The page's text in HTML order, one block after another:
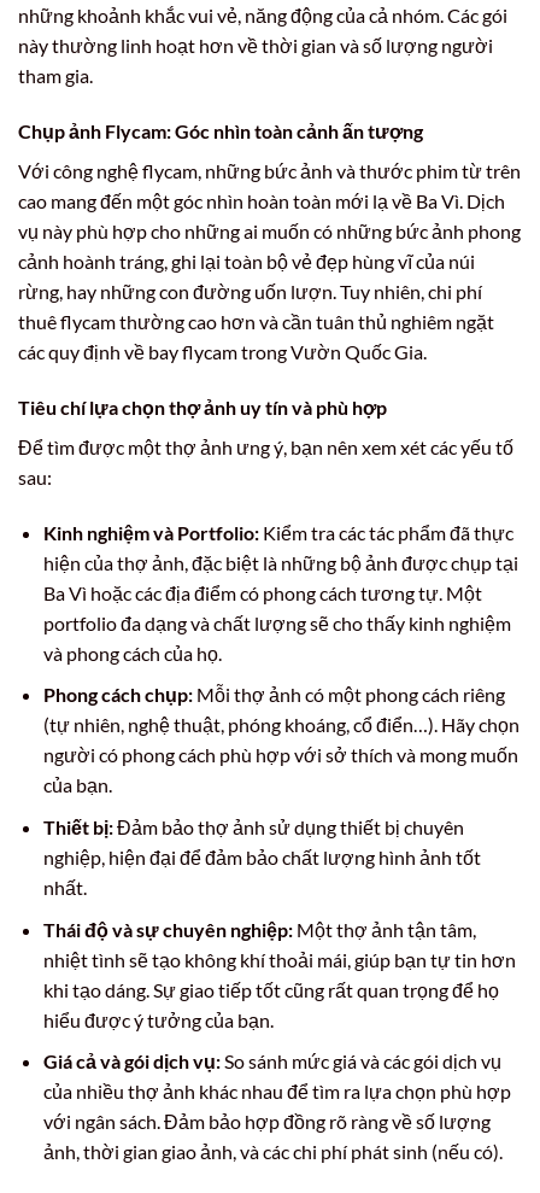
những khoảnh khắc vui vẻ, năng động của cả nhóm. Các gói
này thường linh hoạt hơn về thời gian và số lượng người
tham gia.
Chụp ảnh Flycam: Góc nhìn toàn cảnh ấn tượng
Với công nghệ flycam, những bức ảnh và thước phim từ trên
cao mang đến một góc nhìn hoàn toàn mới lạ về Ba Vì. Dịch
vụ này phù hợp cho những ai muốn có những bức ảnh phong
cảnh hoành tráng, ghi lại toàn bộ vẻ đẹp hùng vĩ của núi
rừng, hay những con đường uốn lượn. Tuy nhiên, chi phí
thuê flycam thường cao hơn và cần tuân thủ nghiêm ngặt
các quy định về bay flycam trong Vườn Quốc Gia.
Tiêu chí lựa chọn thợ ảnh uy tín và phù hợp
Để tìm được một thợ ảnh ưng ý, bạn nên xem xét các yếu tố
sau:
Kinh nghiệm và Portfolio:Kiểm tra các tác phẩm đã thực
hiện của thợ ảnh, đặc biệt là những bộ ảnh được chụp tại
Ba Vì hoặc các địa điểm có phong cách tương tự. Một
portfolio đa dạng và chất lượng sẽ cho thấy kinh nghiệm
và phong cách của họ.
Phong cách chụp:Mỗi thợ ảnh có một phong cách riêng
(tự nhiên, nghệ thuật, phóng khoáng, cổ điển…). Hãy chọn
người có phong cách phù hợp với sở thích và mong muốn
của bạn.
Thiết bị:Đảm bảo thợ ảnh sử dụng thiết bị chuyên
nghiệp, hiện đại để đảm bảo chất lượng hình ảnh tốt
nhất.
Thái độ và sự chuyên nghiệp:Một thợ ảnh tận tâm,
nhiệt tình sẽ tạo không khí thoải mái, giúp bạn tự tin hơn
khi tạo dáng. Sự giao tiếp tốt cũng rất quan trọng để họ
hiểu được ý tưởng của bạn.
Giá cả và gói dịch vụ:So sánh mức giá và các gói dịch vụ
của nhiều thợ ảnh khác nhau để tìm ra lựa chọn phù hợp
với ngân sách. Đảm bảo hợp đồng rõ ràng về số lượng
ảnh, thời gian giao ảnh, và các chi phí phát sinh (nếu có).